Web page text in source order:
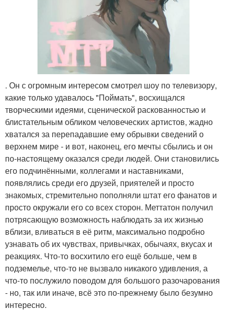
. Он с огромным интересом смотрел шоу по телевизору,
какие только удавалось "Поймать", восхищался
творческими идеями, сценической раскованностью и
блистательным обликом человеческих артистов, жадно
хватался за перепадавшие ему обрывки сведений о
верхнем мире - и вот, наконец, его мечты сбылись и он
по-настоящему оказался среди людей. Они становились
его подчинёнными, коллегами и наставниками,
появлялись среди его друзей, приятелей и просто
знакомых, стремительно пополняли штат его фанатов и
просто окружали его со всех сторон. Меттатон получил
потрясающую возможность наблюдать за их жизнью
вблизи, вливаться в её ритм, максимально подробно
узнавать об их чувствах, привычках, обычаях, вкусах и
реакциях. Что-то восхитило его ещё больше, чем в
подземелье, что-то не вызвало никакого удивления, а
что-то послужило поводом для большого разочарования
- но, так или иначе, всё это по-прежнему было безумно
интересно.